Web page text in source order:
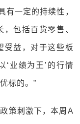
有一定的持续性，
包括百货零售、
受益，对于这些板
‘业绩为王’的行情
标的。”
策刺激下，本周A